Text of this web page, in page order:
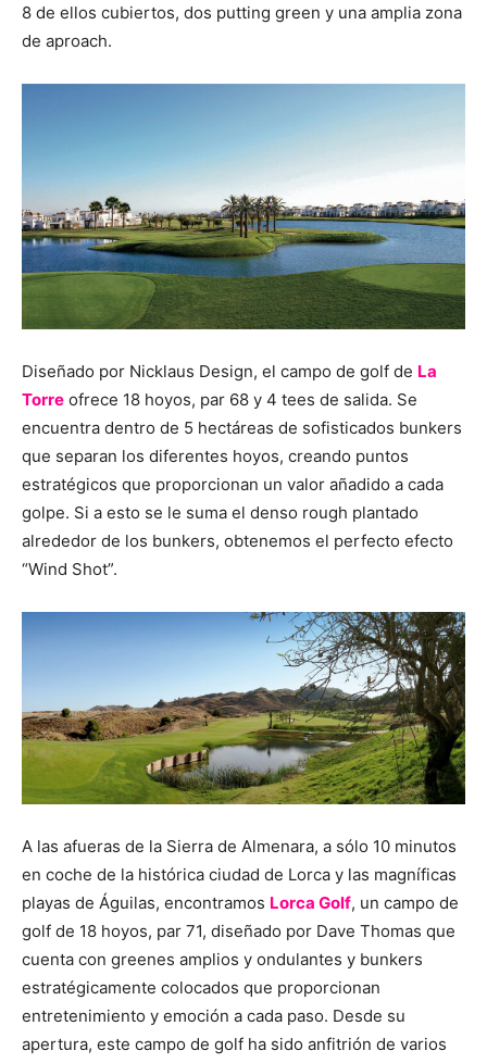
8 de ellos cubiertos, dos putting green y una amplia zona
de aproach.
Diseñado por Nicklaus Design, el campo de golf de La
Torre ofrece 18 hoyos, par 68 y 4 tees de salida. Se
encuentra dentro de 5 hectáreas de sofisticados bunkers
que separan los diferentes hoyos, creando puntos
estratégicos que proporcionan un valor añadido a cada
golpe. Si a esto se le suma el denso rough plantado
alrededor de los bunkers, obtenemos el perfecto efecto
“Wind Shot”.
A las afueras de la Sierra de Almenara, a sólo 10 minutos
en coche de la histórica ciudad de Lorca y las magníficas
playas de Águilas, encontramos Lorca Golf, un campo de
golf de 18 hoyos, par 71, diseñado por Dave Thomas que
cuenta con greenes amplios y ondulantes y bunkers
estratégicamente colocados que proporcionan
entretenimiento y emoción a cada paso. Desde su
apertura, este campo de golf ha sido anfitrión de varios